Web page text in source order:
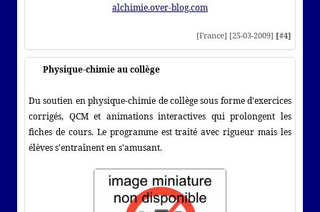
alchimie.over-blog.com
[France] [25-03-2009] [#4]
Physique-chimie au collège
Du soutien en physique-chimie de collège sous forme d'exercices
corrigés, QCM et animations interactives qui prolongent les
fiches de cours. Le programme est traité avec rigueur mais les
élèves s'entraînent en s'amusant.